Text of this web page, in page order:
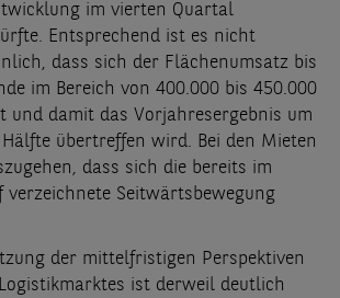
im vierten Quartal
Entsprechend ist es nicht
dass sich der Flächenumsatz bis
im Bereich von 400.000 bis 450.000
und damit das Vorjahresergebnis um
übertreffen wird. Bei den Mieten
dass sich die bereits im
verzeichnete Seitwärtsbewegung
der mittelfristigen Perspektiven
ist derweil deutlich